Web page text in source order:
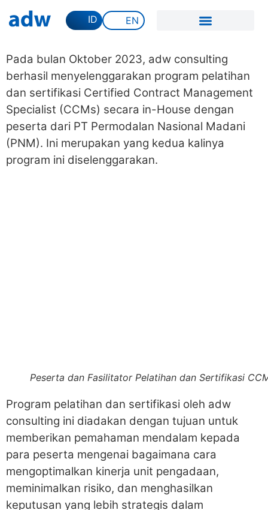
ID EN
Pada bulan Oktober 2023, adw consulting
berhasil menyelenggarakan program pelatihan
dan sertifikasi Certified Contract Management
Specialist (CCMs) secara in-House dengan
peserta dari PT Permodalan Nasional Madani
(PNM). Ini merupakan yang kedua kalinya
program ini diselenggarakan.
Peserta dan Fasilitator Pelatihan dan Sertifikasi
Program pelatihan dan sertifikasi oleh adw
consulting ini diadakan dengan tujuan untuk
memberikan pemahaman mendalam kepada
para peserta mengenai bagaimana cara
mengoptimalkan kinerja unit pengadaan,
meminimalkan risiko, dan menghasilkan
keputusan yang lebih strategis dalam